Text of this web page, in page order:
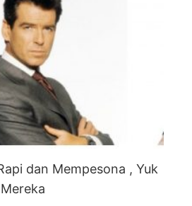
dan Mempesona , Yuk